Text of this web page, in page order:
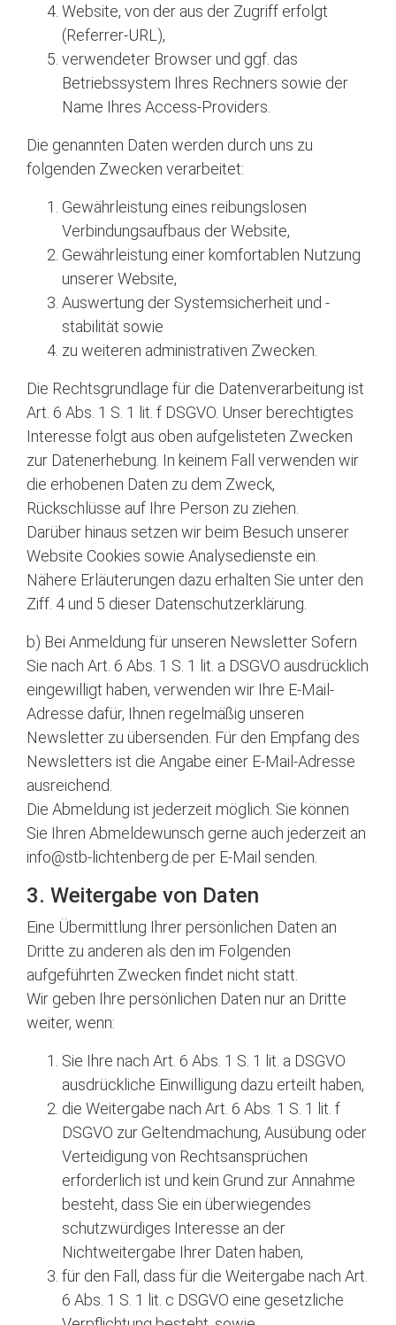
Website, von der aus der Zugriff erfolgt
(Referrer-URL),
verwendeter Browser und ggf. das
Betriebssystem Ihres Rechners sowie der
Name Ihres Access-Providers.
Die genannten Daten werden durch uns zu
folgenden Zwecken verarbeitet:
Gewährleistung eines reibungslosen
Verbindungsaufbaus der Website,
Gewährleistung einer komfortablen Nutzung
unserer Website,
Auswertung der Systemsicherheit und -
stabilität sowie
zu weiteren administrativen Zwecken.
Die Rechtsgrundlage für die Datenverarbeitung ist
Art. 6 Abs. 1 S. 1 lit. f DSGVO. Unser berechtigtes
Interesse folgt aus oben aufgelisteten Zwecken
zur Datenerhebung. In keinem Fall verwenden wir
die erhobenen Daten zu dem Zweck,
Rückschlüsse auf Ihre Person zu ziehen.
Darüber hinaus setzen wir beim Besuch unserer
Website Cookies sowie Analysedienste ein.
Nähere Erläuterungen dazu erhalten Sie unter den
Ziff. 4 und 5 dieser Datenschutzerklärung.
b) Bei Anmeldung für unseren Newsletter Sofern
Sie nach Art. 6 Abs. 1 S. 1 lit. a DSGVO ausdrücklich
eingewilligt haben, verwenden wir Ihre E-Mail-
Adresse dafür, Ihnen regelmäßig unseren
Newsletter zu übersenden. Für den Empfang des
Newsletters ist die Angabe einer E-Mail-Adresse
ausreichend.
Die Abmeldung ist jederzeit möglich. Sie können
Sie Ihren Abmeldewunsch gerne auch jederzeit an
info@stb-lichtenberg.de per E-Mail senden.
3. Weitergabe von Daten
Eine Übermittlung Ihrer persönlichen Daten an
Dritte zu anderen als den im Folgenden
aufgeführten Zwecken findet nicht statt.
Wir geben Ihre persönlichen Daten nur an Dritte
weiter, wenn:
Sie Ihre nach Art. 6 Abs. 1 S. 1 lit. a DSGVO
ausdrückliche Einwilligung dazu erteilt haben,
die Weitergabe nach Art. 6 Abs. 1 S. 1 lit. f
DSGVO zur Geltendmachung, Ausübung oder
Verteidigung von Rechtsansprüchen
erforderlich ist und kein Grund zur Annahme
besteht, dass Sie ein überwiegendes
schutzwürdiges Interesse an der
Nichtweitergabe Ihrer Daten haben,
für den Fall, dass für die Weitergabe nach Art.
6 Abs. 1 S. 1 lit. c DSGVO eine gesetzliche